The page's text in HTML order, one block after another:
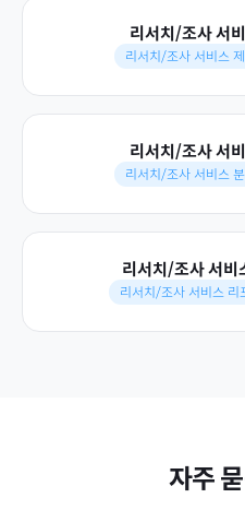
리서치/조사 서
리서치/조사 서비스
리서치/조사 서
리서치/조사 서비스
리서치/조사 서비
리서치/조사 서비스 리
자주